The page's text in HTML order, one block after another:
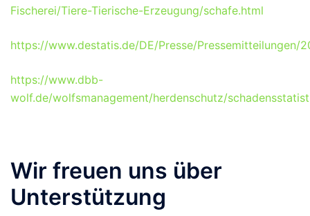
Fischerei/Tiere-Tierische-Erzeugung/schafe.html
https://www.destatis.de/DE/Presse/Pressemitteilungen/
https://www.dbb-
wolf.de/wolfsmanagement/herdenschutz/
Wir freuen uns über
Unterstützung